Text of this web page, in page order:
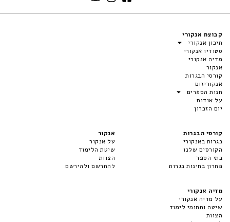
קבוצת אנקורי
תיכון אנקורי
סטודיו אנקורי
מדיה אנקורי
אנקור
קורסי הבגרות
אנקוריזום
חנות הספרים
על אודות
יום הזכרון
קורסי הבגרות
בגרות באנקורי
הקורסים שלנו
בתי הספר
פתרון בחינות בגרות
אנקור
על אנקור
שיטת הלימוד
הצוות
להתרשם ולהירשם
מדיה אנקורי
על מדיה אנקורי
שיטה ותחומי לימוד
הצוות